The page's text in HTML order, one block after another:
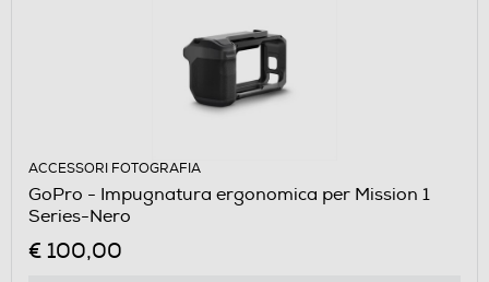
ACCESSORI FOTOGRAFIA
GoPro - Impugnatura ergonomica per Mission 1
Series-Nero
€ 100,00